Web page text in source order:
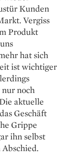
Kunden
Vergiss
Produkt
hat sich
ist wichtiger
noch
aktuelle
Geschäft
Grippe
ihn selbst